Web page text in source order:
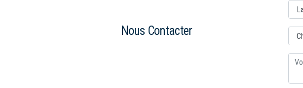
Nous Contacter